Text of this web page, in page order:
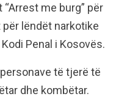
me burg” për
lëndët narkotike
Penal i Kosovës.
të tjerë të
dhe kombëtar.